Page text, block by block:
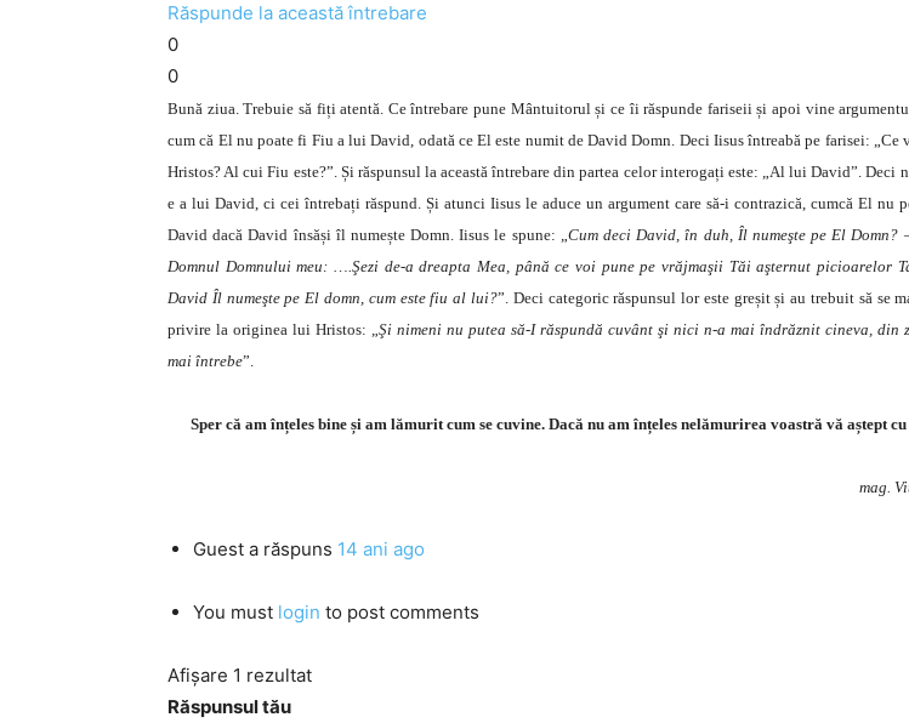
Răspunde la această întrebare
0
0
Bună ziua. Trebuie să fiți atentă. Ce întrebare pune Mântuitorul și ce îi răspunde fariseii și apoi vine
cum că El nu poate fi Fiu a lui David, odată ce El este numit de David Domn. Deci Iisus întreabă pe farisei: „Ce
Hristos? Al cui Fiu este?”. Și răspunsul la această întrebare din partea celor interogați este: „Al lui David”. Deci
e a lui David, ci cei întrebați răspund. Și atunci Iisus le aduce un argument care să-i contrazică, cumcă El nu
David dacă David însăși îl numește Domn. Iisus le spune: „Cum deci David, în duh, Îl numeşte pe El Domn?
Domnul Domnului meu: ….Şezi de-a dreapta Mea, până ce voi pune pe vrăjmaşii Tăi aşternut picioarelor
David Îl numeşte pe El domn, cum este fiu al lui?”. Deci categoric răspunsul lor este greșit și au trebuit să se
privire la originea lui Hristos: „Şi nimeni nu putea să-I răspundă cuvânt şi nici n-a mai îndrăznit cineva, din
mai întrebe”.
Sper că am înțeles bine și am lămurit cum se cuvine. Dacă nu am înțeles nelămurirea voastră vă aștept
mag.
Guest a răspuns 14 ani ago
You must login to post comments
Afișare 1 rezultat
Răspunsul tău